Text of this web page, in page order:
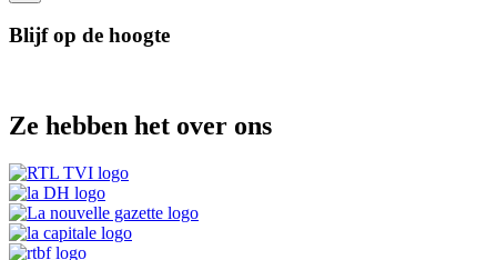
Blijf op de hoogte
Ze hebben het over ons